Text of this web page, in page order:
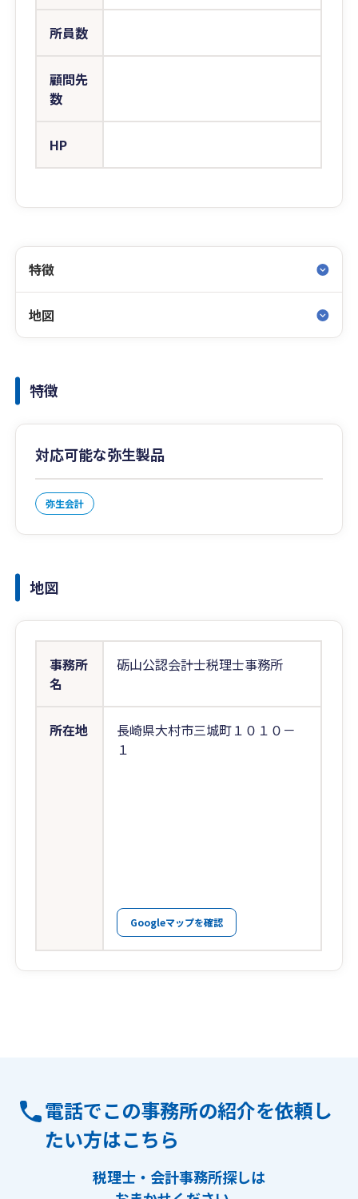
所員数
顧問先
数
HP
特徴
地図
特徴
対応可能な弥生製品
弥生会計
地図
事務所
名
砺山公認会計士税理士事務所
所在地
長崎県大村市三城町１０１０－
１
Googleマップを確認
電話でこの事務所の紹介を依頼し
たい方はこちら
税理士・会計事務所探しは